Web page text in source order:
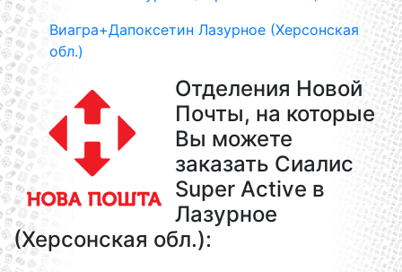
Виагра+Дапоксетин Лазурное (Херсонская
обл.)
Отделения Новой
Почты, на которые
Вы можете
заказать Сиалис
Super Active в
Лазурное
(Херсонская обл.):